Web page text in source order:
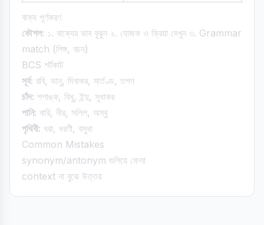
বাক্য পূর্ণকরণ
কৌশল: ১. বাক্যের ভাব বুঝুন ২. যোজক ও ক্রিয়া দেখুন ৩. Grammar
match (লিঙ্গ, বচন)
BCS শর্টকাট
সূর্য: রবি, ভানু, দিবাকর, মার্তণ্ড, তপন
চাঁদ: শশাঙ্ক, বিধু, ইন্দু, সুধাকর
পানি: বারি, নীর, সলিল, অম্বু
পৃথিবী: ধরা, ধরণী, বসুধা
Common Mistakes
synonym/antonym গুলিয়ে ফেলা
context না বুঝে উত্তর